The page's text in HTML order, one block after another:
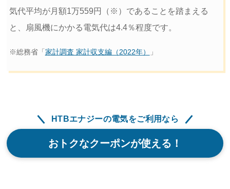
気代平均が月額1万559円（※）であることを踏まえる
と、扇風機にかかる電気代は4.4％程度です。
※総務省「 家計調査 家計収支編（2022年） 」
HTBエナジーの電気をご利用なら
おトクなクーポンが使える！